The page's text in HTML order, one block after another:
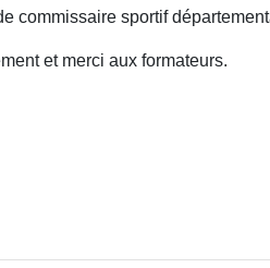
commissaire sportif
et merci aux formateurs.